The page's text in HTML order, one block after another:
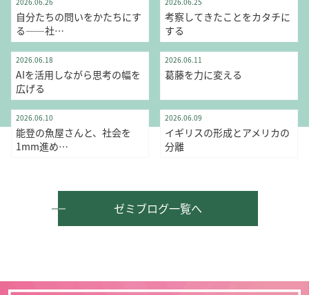
自分たちの問いをかたちにす
る——社…
考察してきたことをカタチに
する
2026.06.18
AIを活用しながら思考の幅を
広げる
学部横断ゼミ 2026.06.11
葛藤を力に変える
学部横断ゼミ
2026.06.10
能登の魚屋さんと、社会を
1mm進め…
社会学部
メディア社会学科
2026.06.09
イギリスの形成とアメリカの
分離
人文学部
英語英米文化学科
ゼミブログ一覧へ